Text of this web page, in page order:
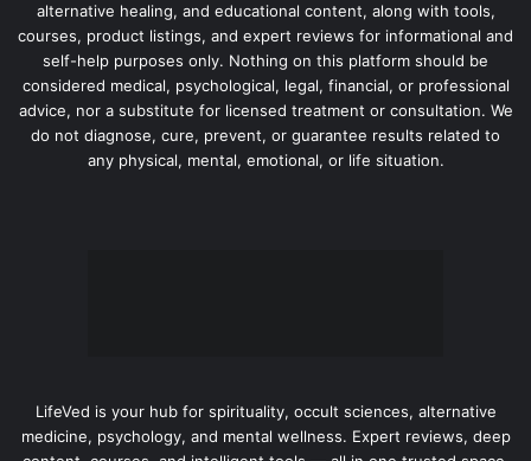
alternative healing, and educational content, along with tools,
courses, product listings, and expert reviews for informational and
self-help purposes only. Nothing on this platform should be
considered medical, psychological, legal, financial, or professional
advice, nor a substitute for licensed treatment or consultation. We
do not diagnose, cure, prevent, or guarantee results related to
any physical, mental, emotional, or life situation.
LifeVed is your hub for spirituality, occult sciences, alternative
medicine, psychology, and mental wellness. Expert reviews, deep